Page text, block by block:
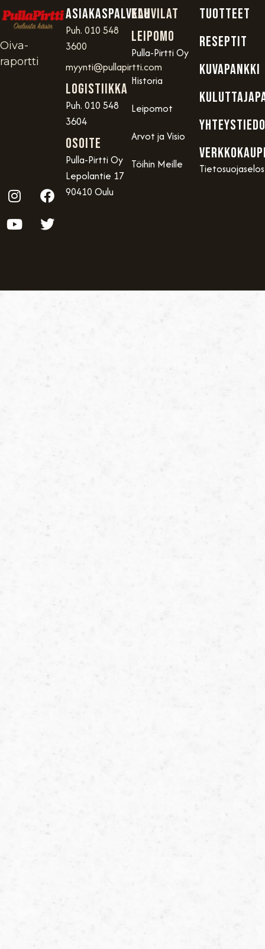
Oiva-
raportti
Asiakaspalvelu
Puh. 010 548
3600
myynti@pullapirtti.com
Logistiikka
Puh. 010 548
3604
OSOITE
Pulla-Pirtti Oy
Lepolantie 17
90410 Oulu
Kahvilat
Leipomo
Pulla-Pirtti Oy
Historia
Leipomot
Arvot ja Visio
Töihin Meille
TUOTTEET
RESEPTIT
KUVAPANKKI